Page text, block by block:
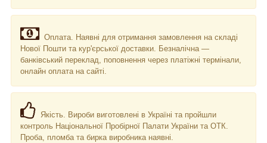
Оплата. Наявні для отримання замовлення на складі
Нової Пошти та кур'єрської доставки. Безналічна —
банківський переклад, поповнення через платіжні термінали,
онлайн оплата на сайті.
Якість. Вироби виготовлені в Україні та пройшли
контроль Національної Пробірної Палати України та ОТК.
Проба, пломба та бирка виробника наявні.